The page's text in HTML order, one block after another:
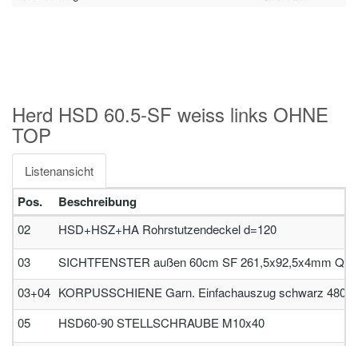
Herd HSD 60.5-SF weiss links OHNE
TOP
Listenansicht
Pos. Beschreibung
02
HSD+HSZ+HA Rohrstutzendeckel d=120
03
SICHTFENSTER außen 60cm SF 261,5x92,5x4mm
03+04 KORPUSSCHIENE Garn. Einfachauszug schwarz
05
HSD60-90 STELLSCHRAUBE M10x40